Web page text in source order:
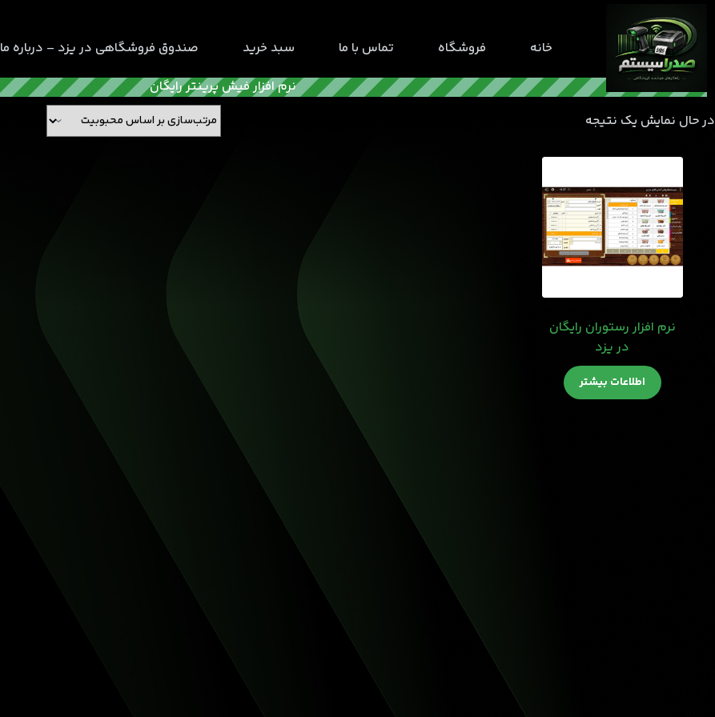
محتوا
خانه فروشگاه تماس با ما سبد خرید صندوق فروشگاهی در یزد – درباره ما
نرم افزار فیش پرینتر رایگان
در حال نمایش یک نتیجه
نرم افزار رستوران رایگان
در یزد
اطلاعات بیشتر